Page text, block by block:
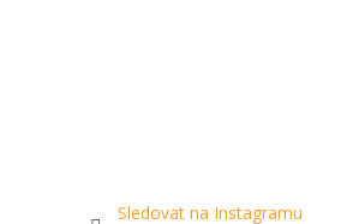
Sledovat na Instagramu